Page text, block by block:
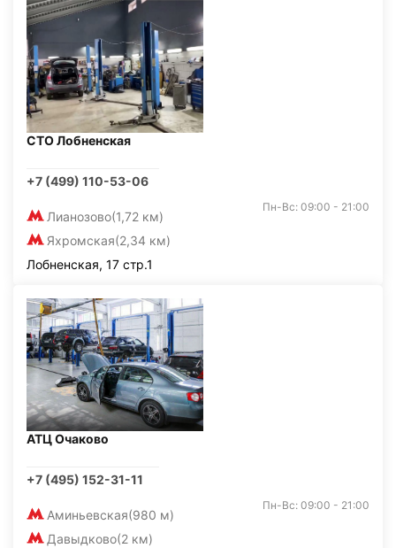
СТО Лобненская
+7 (499) 110-53-06
Лианозово(1,72 км)
Яхромская(2,34 км)
Пн-Вс: 09:00 - 21:00
Лобненская, 17 стр.1
АТЦ Очаково
+7 (495) 152-31-11
Аминьевская(980 м)
Давыдково(2 км)
Пн-Вс: 09:00 - 21:00